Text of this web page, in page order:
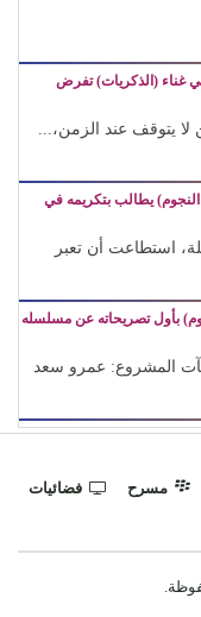
غناء (الذكريات) تفرض
لا يتوقف عند الزمن،...
يطالب بتكريمه في
استطاعت أن تعبر
بأول تصريحاته عن مسلسله
المشروع: عمرو سعد
مسرح
فضائيات